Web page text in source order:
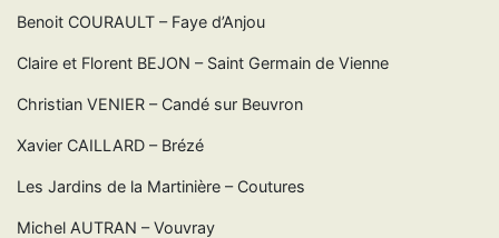
Benoit COURAULT – Faye d’Anjou
Claire et Florent BEJON – Saint Germain de Vienne
Christian VENIER – Candé sur Beuvron
Xavier CAILLARD – Brézé
Les Jardins de la Martinière – Coutures
Michel AUTRAN – Vouvray